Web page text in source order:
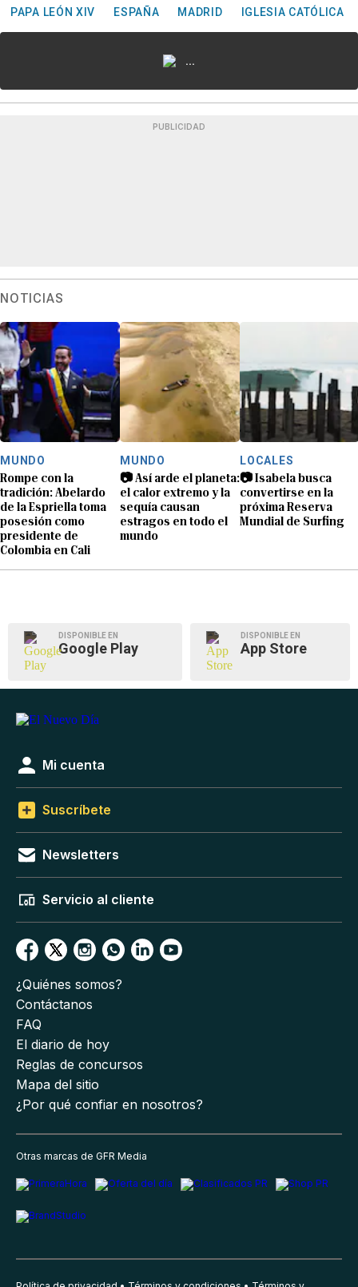
PAPA LEÓN XIV ESPAÑA MADRID IGLESIA CATÓLICA
...
PUBLICIDAD
NOTICIAS
MUNDO
Rompe con la
tradición: Abelardo
de la Espriella toma
posesión como
presidente de
Colombia en Cali
MUNDO
📷 Así arde el planeta:
el calor extremo y la
sequía causan
estragos en todo el
mundo
LOCALES
📷 Isabela busca
convertirse en la
próxima Reserva
Mundial de Surfing
DISPONIBLE EN
Google Play
DISPONIBLE EN
App Store
Mi cuenta
Suscríbete
Newsletters
Servicio al cliente
¿Quiénes somos?
Contáctanos
FAQ
El diario de hoy
Reglas de concursos
Mapa del sitio
¿Por qué confiar en nosotros?
Otras marcas de GFR Media